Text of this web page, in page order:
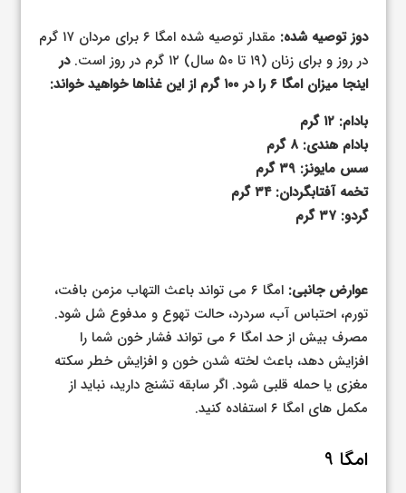
دوز توصیه شده:
مقدار توصیه شده امگا ۶ برای مردان ۱۷ گرم
در روز و برای زنان (۱۹ تا ۵۰ سال) ۱۲ گرم در روز است.
در
اینجا میزان امگا ۶ را در ۱۰۰ گرم از این غذاها خواهید خواند:
بادام: ۱۲ گرم
بادام هندی: ۸ گرم
سس مایونز: ۳۹ گرم
تخمه آفتابگردان: ۳۴ گرم
گردو: ۳۷ گرم
عوارض جانبی:
امگا ۶ می تواند باعث التهاب مزمن بافت،
تورم، احتباس آب، سردرد، حالت تهوع و مدفوع شل شود.
مصرف بیش از حد امگا ۶ می تواند فشار خون شما را
افزایش دهد، باعث لخته شدن خون و افزایش خطر سکته
مغزی یا حمله قلبی شود. اگر سابقه تشنج دارید، نباید از
مکمل های امگا ۶ استفاده کنید.
امگا ۹